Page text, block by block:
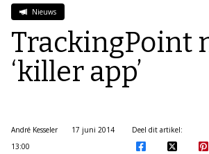
Nieuws
TrackingPoint
‘killer app’
André Kesseler
17 juni 2014
13:00
Deel dit artikel: